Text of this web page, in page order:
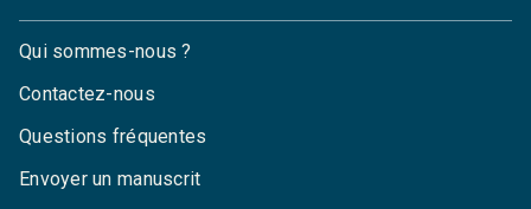
Qui sommes-nous ?
Contactez-nous
Questions fréquentes
Envoyer un manuscrit